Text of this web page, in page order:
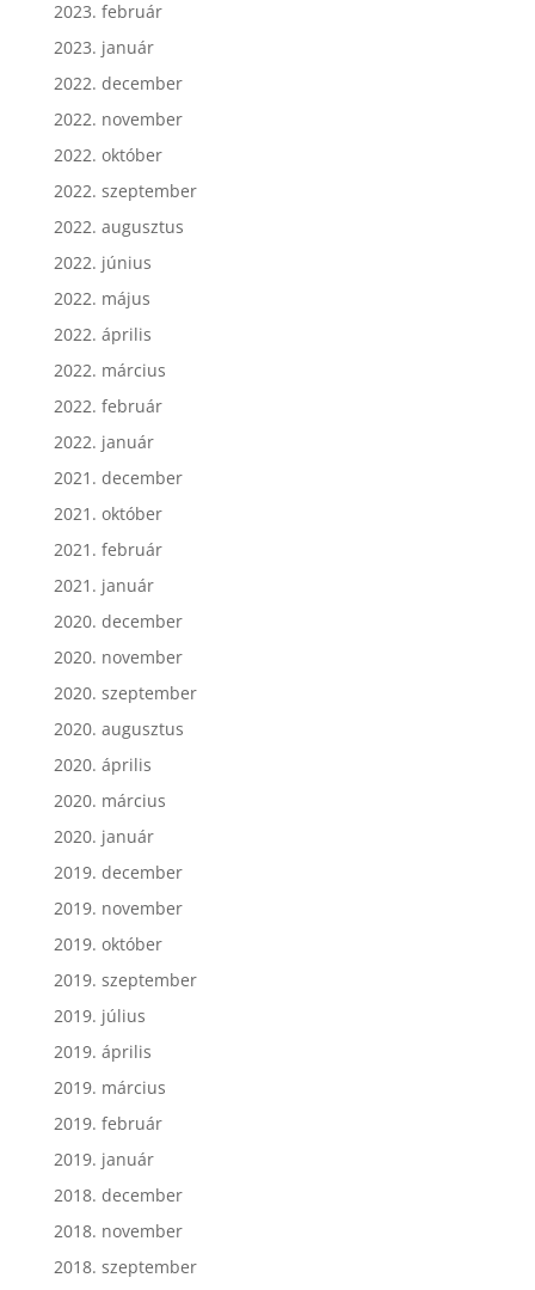
2023. február
2023. január
2022. december
2022. november
2022. október
2022. szeptember
2022. augusztus
2022. június
2022. május
2022. április
2022. március
2022. február
2022. január
2021. december
2021. október
2021. február
2021. január
2020. december
2020. november
2020. szeptember
2020. augusztus
2020. április
2020. március
2020. január
2019. december
2019. november
2019. október
2019. szeptember
2019. július
2019. április
2019. március
2019. február
2019. január
2018. december
2018. november
2018. szeptember